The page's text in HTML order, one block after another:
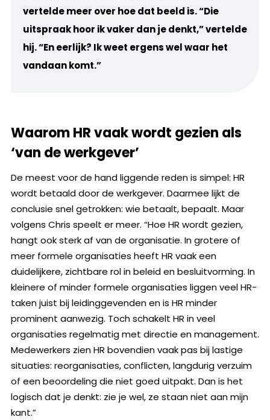
vertelde meer over hoe dat beeld is. “Die
uitspraak hoor ik vaker dan je denkt,” vertelde
hij. “En eerlijk? Ik weet ergens wel waar het
vandaan komt.”
Waarom HR vaak wordt gezien als
‘van de werkgever’
De meest voor de hand liggende reden is simpel: HR
wordt betaald door de werkgever. Daarmee lijkt de
conclusie snel getrokken: wie betaalt, bepaalt. Maar
volgens Chris speelt er meer. “Hoe HR wordt gezien,
hangt ook sterk af van de organisatie. In grotere of
meer formele organisaties heeft HR vaak een
duidelijkere, zichtbare rol in beleid en besluitvorming. In
kleinere of minder formele organisaties liggen veel HR-
taken juist bij leidinggevenden en is HR minder
prominent aanwezig. Toch schakelt HR in veel
organisaties regelmatig met directie en management.
Medewerkers zien HR bovendien vaak pas bij lastige
situaties: reorganisaties, conflicten, langdurig verzuim
of een beoordeling die niet goed uitpakt. Dan is het
logisch dat je denkt: zie je wel, ze staan niet aan mijn
kant.”